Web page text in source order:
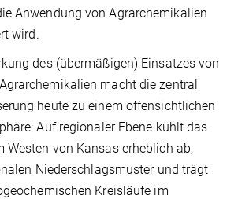
Anwendung von Agrarchemikalien
wird.
des (übermäßigen) Einsatzes von
macht die zentral
heute zu einem offensichtlichen
Auf regionaler Ebene kühlt das
Westen von Kansas erheblich ab,
Niederschlagsmuster und trägt
Kreisläufe im